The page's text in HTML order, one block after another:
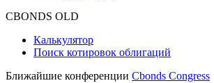
CBONDS OLD
Калькулятор
Поиск котировок облигаций
Ближайшие конференции Cbonds Congress